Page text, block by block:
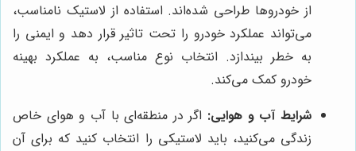
از خودروها طراحی شده‌اند. استفاده از لاستیک نامناسب،
می‌تواند عملکرد خودرو را تحت تاثیر قرار دهد و ایمنی را
به خطر بیندازد. انتخاب نوع مناسب، به عملکرد بهینه
خودرو کمک می‌کند.
شرایط آب و هوایی: اگر در منطقه‌ای با آب و هوای خاص
زندگی می‌کنید، باید لاستیکی را انتخاب کنید که برای آن